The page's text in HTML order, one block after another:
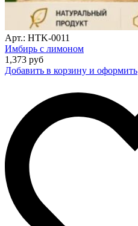
Арт.: HTK-0011
Имбирь с лимоном
1,373 руб
Добавить в корзину и оформить